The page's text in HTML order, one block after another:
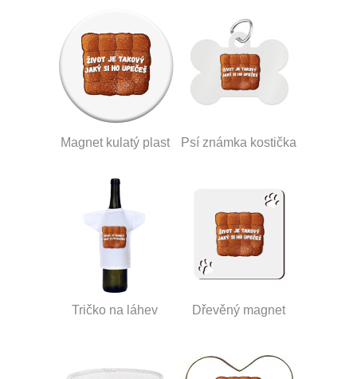
Magnet kulatý plast Psí známka kostička
Tričko na láhev Dřevěný magnet